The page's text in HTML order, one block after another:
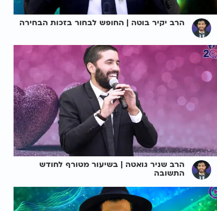
הרב יקיר בוטה | החופש לבחור בזכות הבחירה
הרב שניר גואטה | בשיעור מטורף לחודש
התשובה